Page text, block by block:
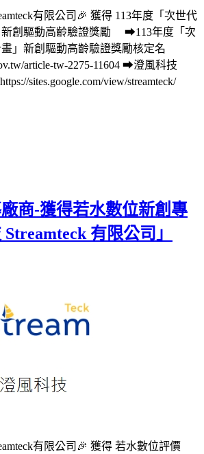
有限公司🎉 獲得 113年度「次世代
新創驅動高齡驗證獎勵 ➡113年度「次
」新創驅動高齡驗證獎勵核定名
article-tw-2275-11604 ➡澄風科技
sites.google.com/view/streamteck/
商-獲得若水數位新創專
有限公司」
有限公司🎉 獲得 若水數位評價